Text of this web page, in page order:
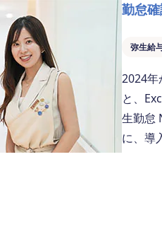
勤怠
弥生給
2024年
と、
生勤怠
に、導